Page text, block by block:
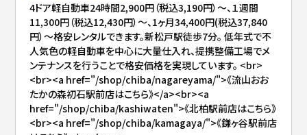
4ドア軽自動車24時間2,900円（税込3,190円）～、１週間
11,300円（税込12,430円）～、1ヶ月34,400円(税込37,840
円）～格安レンタルできます。新松戸駅徒歩7分。 低年式で不
人気色の軽自動車を中心に大量仕入れ、提携整備工場でメ
ンテナンスを行うことで格安価格を実現しています。 <br>
<br><a href="/shop/chiba/nagareyama/">《流山おお
たかの森初石駅前店はこちら》</a><br><a
href="/shop/chiba/kashiwaten">《北柏駅前店はこちら》
<br><a href="/shop/chiba/kamagaya/">《鎌ヶ谷駅前店